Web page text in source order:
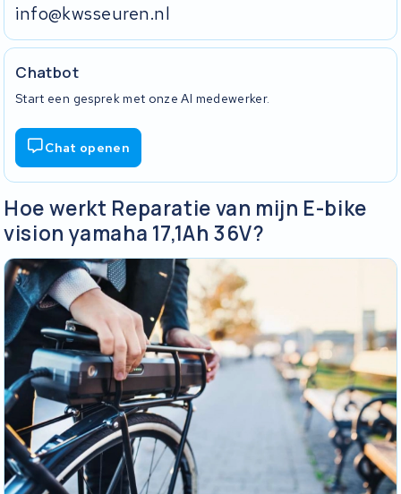
info@kwsseuren.nl
Chatbot
Start een gesprek met onze AI medewerker.
Chat openen
Hoe werkt Reparatie van mijn E-bike
vision yamaha 17,1Ah 36V?